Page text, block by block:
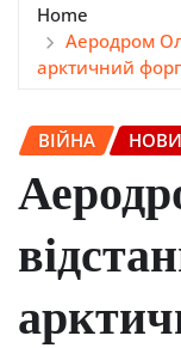
Home
Аеродром
арктичний
ВІЙНА